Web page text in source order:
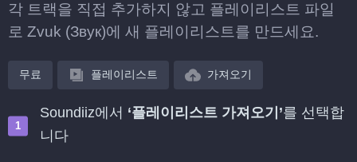
각 트랙을 직접 추가하지 않고 플레이리스트 파일
로 Zvuk (Звук)에 새 플레이리스트를 만드세요.
무료 플레이리스트 가져오기
Soundiiz에서 ‘플레이리스트 가져오기’를 선택합
니다